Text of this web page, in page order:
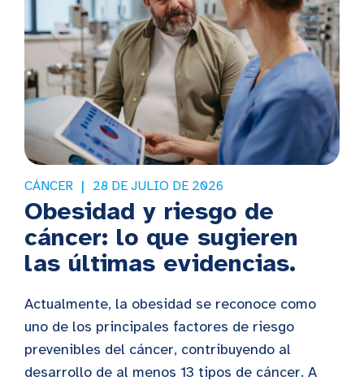
CÁNCER 28 DE JULIO DE 2026
Obesidad y riesgo de
cáncer: lo que sugieren
las últimas evidencias.
Actualmente, la obesidad se reconoce como
uno de los principales factores de riesgo
prevenibles del cáncer, contribuyendo al
desarrollo de al menos 13 tipos de cáncer. A